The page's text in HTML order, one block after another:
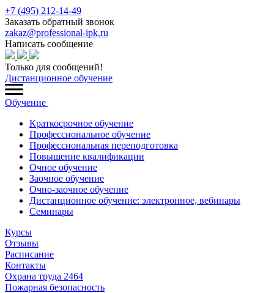
+7 (495) 212-14-49
Заказать обратный звонок
zakaz@professional-ipk.ru
Написать сообщение
Только для сообщений!
Дистанционное обучение
Обучение
Краткосрочное обучение
Профессиональное обучение
Профессиональная переподготовка
Повышение квалификации
Очное обучение
Заочное обучение
Очно-заочное обучение
Дистанционное обучение: электронное, вебинары
Семинары
Курсы
Отзывы
Расписание
Контакты
Охрана труда 2464
Пожарная безопасность